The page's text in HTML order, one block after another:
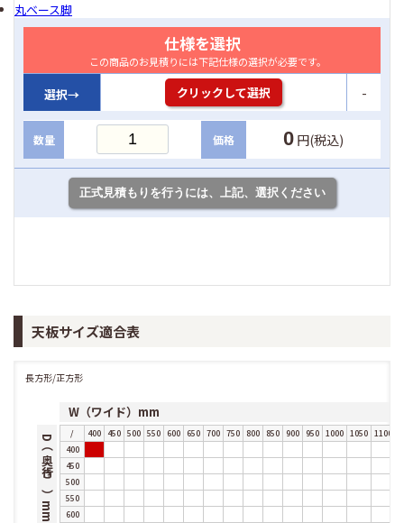
丸ベース脚
仕様を選択
この商品のお見積りには下記仕様の選択が必要です。
選択→ クリックして選択 -
数量 価格 0 円(税込)
天板サイズ適合表
長方形/正方形
W（ワイド）mm
D（奥行き）mm
/ 400 450 500 550 600 650 700 750 800 850 900 950 1000 1050 1100
400
450
500
550
600